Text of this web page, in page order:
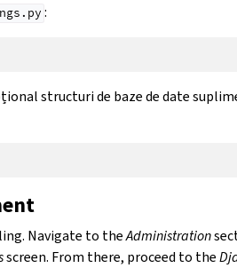
:
structuri de baze de date
Navigate to theAdministration
screen. From there, proceed to the